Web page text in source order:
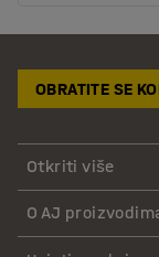
OBRATITE SE
Otkriti više
O AJ